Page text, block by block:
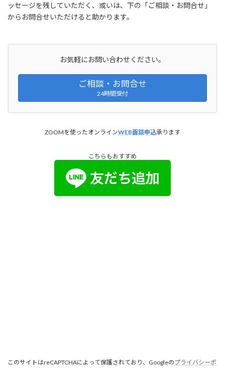
ッセージを残していただく、或いは、下の「ご相談・お問合せ」
からお問合せいただけると助かります。
お気軽にお問い合わせください。
ご相談・お問合せ
24時間受付
ZOOMを使ったオンラインWEB面談申込承ります
こちらもおすすめ
このサイトはreCAPTCHAによって保護されており、Googleのプライバシーポ